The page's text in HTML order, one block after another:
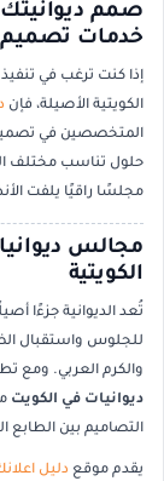
صمم
خدمات تصميم
إذا كنت ترغب في
الكويتية الأصيلة، فإن
المتخصصين في تصميم
حلول تناسب مختلف
مجلسًا راقيًا يلفت
مجالس
الكويتية
تُعد الديوانية جزءًا
للجلوس واستقبال
والكرم العربي. ومع
ديوانيات في الكويت
التصاميم بين الطابع
يقدم موقع دليل